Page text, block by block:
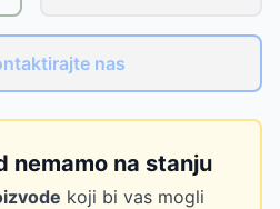
nas
nemamo na stanju
koji bi vas mogli